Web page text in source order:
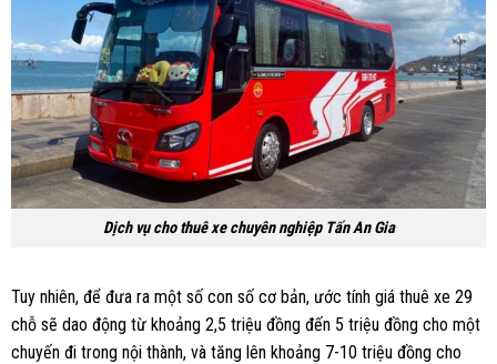
Dịch vụ cho thuê xe chuyên nghiệp Tấn An Gia
Tuy nhiên, để đưa ra một số con số cơ bản, ước tính giá thuê xe 29
chỗ sẽ dao động từ khoảng 2,5 triệu đồng đến 5 triệu đồng cho một
chuyến đi trong nội thành, và tăng lên khoảng 7-10 triệu đồng cho